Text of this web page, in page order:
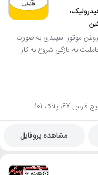
موتور اسپیدی به صورت
به تازگی شروع به کار
پلاک 101
مشاهده پروفایل